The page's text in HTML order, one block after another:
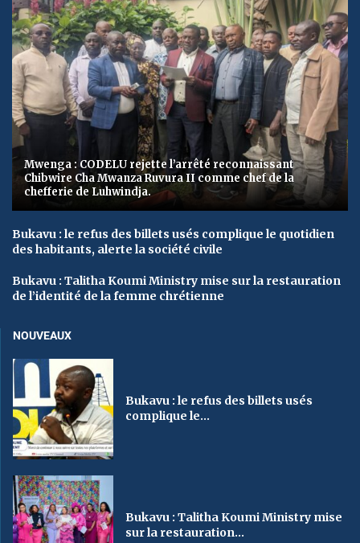
Mwenga : CODELU rejette l’arrêté reconnaissant
Chibwire Cha Mwanza Ruvura II comme chef de la
chefferie de Luhwindja.
Bukavu : le refus des billets usés complique le quotidien
des habitants, alerte la société civile
Bukavu : Talitha Koumi Ministry mise sur la restauration
de l’identité de la femme chrétienne
NOUVEAUX
Bukavu : le refus des billets usés
complique le...
Bukavu : Talitha Koumi Ministry mise
sur la restauration...